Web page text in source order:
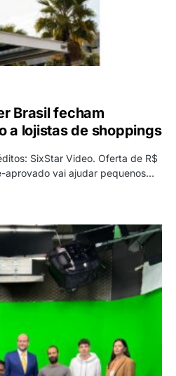
Brasil fecham
a lojistas de shoppings
SixStar Video. Oferta de R$
aprovado vai ajudar pequenos…